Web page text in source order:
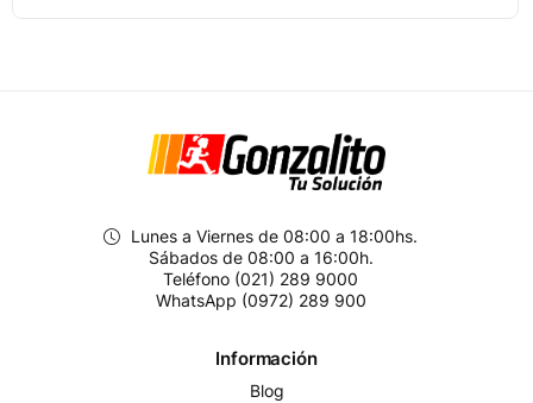
Lunes a Viernes de 08:00 a 18:00hs.
Sábados de 08:00 a 16:00h.
Teléfono (021) 289 9000
WhatsApp (0972) 289 900
Información
Blog